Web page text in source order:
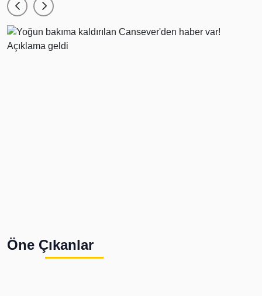
Öne Çıkanlar